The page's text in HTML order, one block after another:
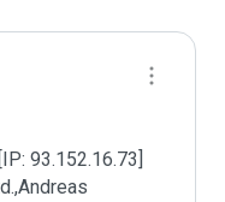
93.152.16.73]